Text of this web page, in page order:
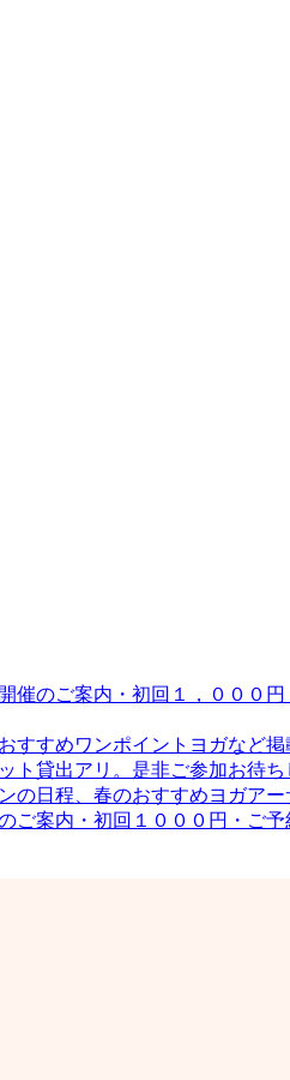
催のご案内・初回１，０００
すすめワンポイントヨガなど掲
ト貸出アリ。是非ご参加お待ち
日程、春のおすすめヨガアー
ご案内・初回１０００円・ご